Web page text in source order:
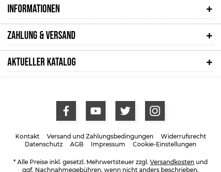
INFORMATIONEN
ZAHLUNG & VERSAND
AKTUELLER KATALOG
Kontakt Versand und Zahlungsbedingungen
Widerrufsrecht
Datenschutz
AGB Impressum Cookie-Einstellungen
* Alle Preise inkl. gesetzl. Mehrwertsteuer zzgl. Versandkosten und
ggf. Nachnahmegebühren, wenn nicht anders beschrieben.